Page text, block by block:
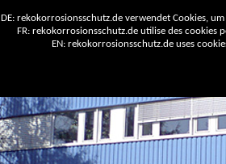
DE: rekokorrosionsschutz.de verwendet Cookies,
FR: rekokorrosionsschutz.de utilise des cookies
EN: rekokorrosionsschutz.de uses